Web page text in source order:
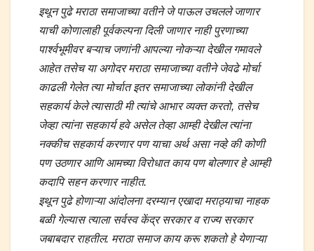
इथून पुढे मराठा समाजाच्या वतीने जे पाऊल उचलले जाणार
याची कोणालाही पूर्वकल्पना दिली जाणार नाही पुरणाच्या
पार्श्वभूमीवर बऱ्याच जणांनी आपल्या नोकऱ्या देखील गमावले
आहेत तसेच या अगोदर मराठा समाजाच्या वतीने जेवढे मोर्चा
काढली गेलेत त्या मोर्चात इतर समाजाच्या लोकांनी देखील
सहकार्य केले त्यासाठी मी त्यांचे आभार व्यक्त करतो, तसेच
जेव्हा त्यांना सहकार्य हवे असेल तेव्हा आम्ही देखील त्यांना
नक्कीच सहकार्य करणार पण याचा अर्थ असा नव्हे की कोणी
पण उठणार आणि आमच्या विरोधात काय पण बोलणार हे आम्ही
कदापि सहन करणार नाहीत.
इथून पुढे होणाऱ्या आंदोलना दरम्यान एखादा मराठ्याचा नाहक
बळी गेल्यास त्याला सर्वस्व केंद्र सरकार व राज्य सरकार
जबाबदार राहतील. मराठा समाज काय करू शकतो हे येणाऱ्या